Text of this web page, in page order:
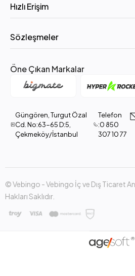
Hızlı Erişim
Sözleşmeler
Öne Çıkan Markalar
Güngören, Turgut Özal
Cd. No:63-65 D:5,
Çekmeköy/İstanbul
Telefon
:0 850
307 10 77
© Vebingo - Vebingo İç ve Dış Ticaret
Hakları Saklıdır.